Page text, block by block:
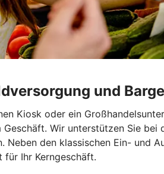
und
Kiosk oder ein
Wir unterstützen Sie
den klassischen Ein- und
für Ihr Kerngeschäft.